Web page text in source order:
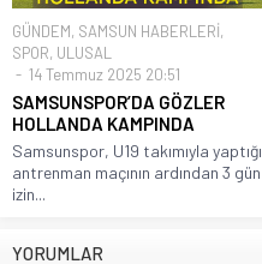
GÜNDEM, SAMSUN HABERLERİ,
SPOR, ULUSAL
14 Temmuz 2025 20:51
SAMSUNSPOR’DA GÖZLER
HOLLANDA KAMPINDA
Samsunspor, U19 takımıyla yaptığı
antrenman maçının ardından 3 gün
izin...
YORUMLAR